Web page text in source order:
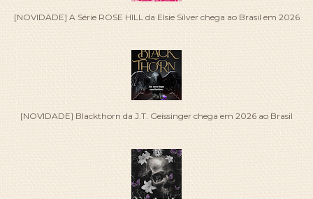
[NOVIDADE] A Série ROSE HILL da Elsie Silver chega ao Brasil em 2026
[NOVIDADE] Blackthorn da J.T. Geissinger chega em 2026 ao Brasil